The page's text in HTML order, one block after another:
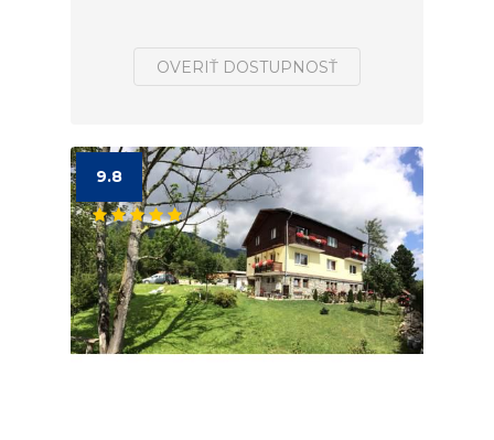
OVERIŤ DOSTUPNOSŤ
9.8